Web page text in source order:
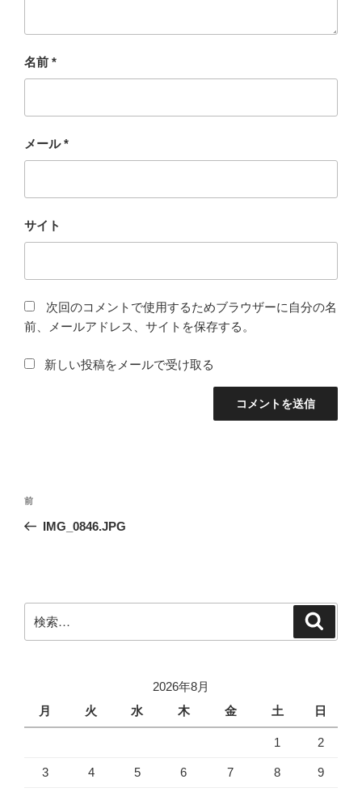
名前 *
メール*
サイト
次回のコメントで使用するためブラウザーに自分の名
前、メールアドレス、サイトを保存する。
新しい投稿をメールで受け取る
投
ー
シ
前
の
前
IMG_0846.JPG
索:
2026年8月
月
火 水 木 金 土 日
1 2
3 4 5 6 7 8 9